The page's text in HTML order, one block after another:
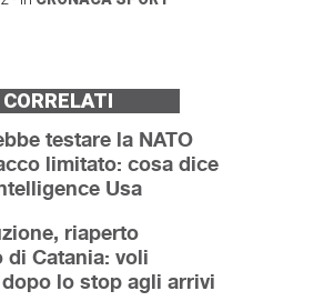
testare la NATO
limitato: cosa dice
Usa
riaperto
di Catania: voli
lo stop agli arrivi